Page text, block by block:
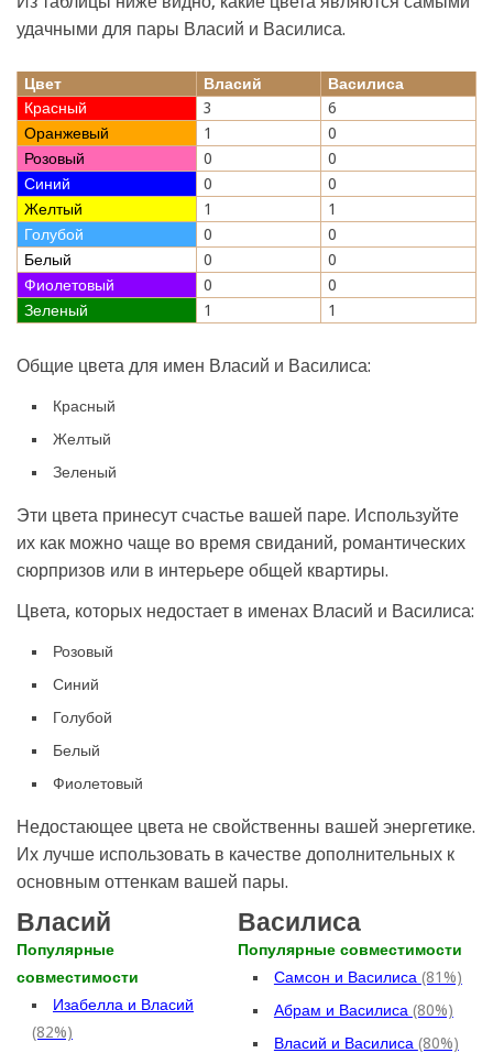
удачными для пары Власий и Василиса.
Цвет Власий
Василиса
Красный
3
6
Оранжевый
1
0
Розовый
0
0
Синий
0
0
Желтый
1
1
Голубой
0
0
Белый
0
0
Фиолетовый
0
0
Зеленый
1 1
Общие цвета для имен Власий и Василиса:
Красный
Желтый
Зеленый
Эти цвета принесут счастье вашей паре. Используйте
их как можно чаще во время свиданий, романтических
сюрпризов или в интерьере общей квартиры.
Цвета, которых недостает в именах Власий и Василиса:
Розовый
Синий
Голубой
Белый
Фиолетовый
Недостающее цвета не свойственны вашей энергетике.
Их лучше использовать в качестве дополнительных к
основным оттенкам вашей пары.
Власий
Популярные
совместимости
Изабелла и Власий
(82%)
Василиса
Популярные совместимости
Самсон и Василиса (81%)
Абрам и Василиса (80%)
Власий и Василиса (80%)